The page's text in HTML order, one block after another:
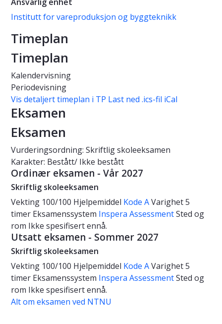
Institutt for vareproduksjon og byggteknikk
Timeplan
Timeplan
Kalendervisning
Periodevisning
Vis detaljert timeplan i TP Last ned .ics-fil iCal
Eksamen
Eksamen
Vurderingsordning: Skriftlig skoleeksamen
Karakter: Bestått/ Ikke bestått
Ordinær eksamen - Vår 2027
Skriftlig skoleeksamen
Vekting 100/100 Hjelpemiddel Kode AVarighet5
timer Eksamenssystem Inspera AssessmentSted og
rom Ikke spesifisert ennå.
Utsatt eksamen - Sommer 2027
Skriftlig skoleeksamen
Vekting 100/100 Hjelpemiddel Kode AVarighet5
timer Eksamenssystem Inspera AssessmentSted og
rom Ikke spesifisert ennå.
Alt om eksamen ved NTNU